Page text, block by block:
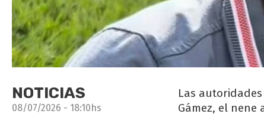
NOTICIAS
08/07/2026 - 18:10hs
Las
Gámez, el